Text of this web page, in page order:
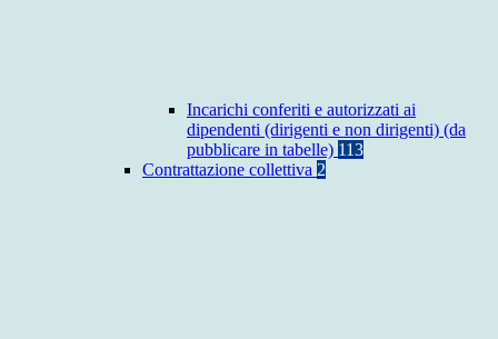
Incarichi conferiti e autorizzati ai
dipendenti (dirigenti e non dirigenti) (da
pubblicare in tabelle) 113
Contrattazione collettiva 2